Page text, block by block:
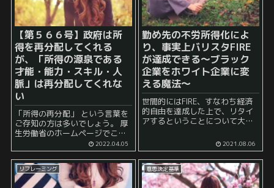
【第５６６号】政府は所
得を再分配してくれる
が、「所得の源泉である
才能・能力・スキル・人
脈」は再分配してくれな
い
「所得の再分配」 という言葉を
ご存知の方は多いでしょう。 厚
生労働省のホームページでこの
用語の解説もあります。 社会保
障制度などを通じて、高所得者
から低所得者へ所得の分配がさ
れること。厚生年金では、現役
時代の所得の違いほ...
2022.04.05
勤め先の不労所得化によ
り、事実上バリスタFIRE
が達成できる～ブラック
企業をホワイト企業に変
える魔法～
世間的にはFIRE、すなわち経済
的自由を達成した上で、リタイ
アするということについて大き
1つ目は、FAT FIREで、これは完
全リタイアの上で、潤沢な不労
所得をもちいて大きな支出を伴
う生活を送ることをお...
2021.08.06
リフレーミング 意思決定基準